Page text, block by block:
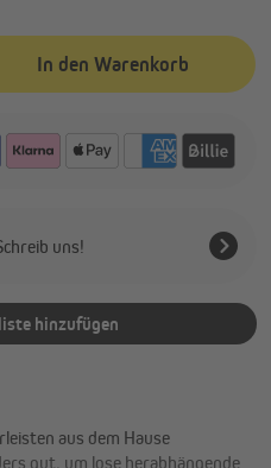
gewünschten Wert ein oder
In den Warenkorb
uns!
hinzufügen
aus dem Hause
gut, um lose herabhängende